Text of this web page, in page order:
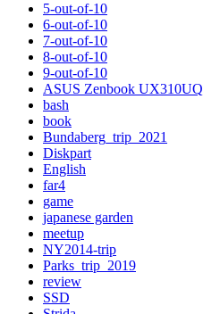
5-out-of-10
6-out-of-10
7-out-of-10
8-out-of-10
9-out-of-10
ASUS Zenbook UX310UQ
bash
book
Bundaberg_trip_2021
Diskpart
English
far4
game
japanese garden
meetup
NY2014-trip
Parks_trip_2019
review
SSD